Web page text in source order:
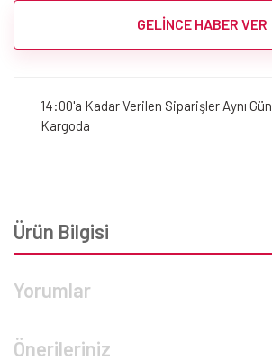
GELİNCE HABER VER
14:00'a Kadar Verilen Siparişler Aynı Gün
Kargoda
Ürün Bilgisi
Yorumlar
Önerileriniz